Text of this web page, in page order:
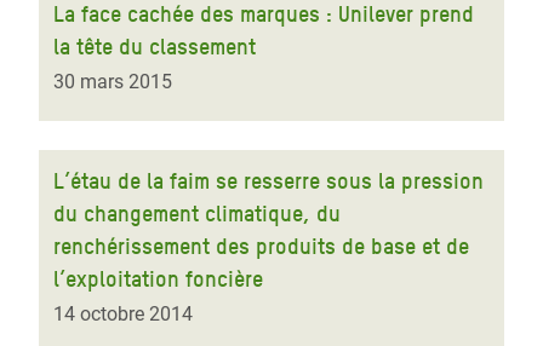
La face cachée des marques : Unilever prend
la tête du classement
30 mars 2015
L’étau de la faim se resserre sous la pression
du changement climatique, du
renchérissement des produits de base et de
l’exploitation foncière
14 octobre 2014